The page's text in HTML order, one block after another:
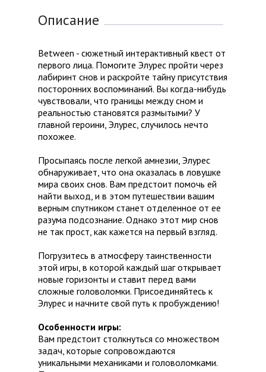
Описание
Between - сюжетный интерактивный квест от
первого лица. Помогите Элурес пройти через
лабиринт снов и раскройте тайну присутствия
посторонних воспоминаний. Вы когда-нибудь
чувствовали, что границы между сном и
реальностью становятся размытыми? У
главной героини, Элурес, случилось нечто
похожее.
Просыпаясь после легкой амнезии, Элурес
обнаруживает, что она оказалась в ловушке
мира своих снов. Вам предстоит помочь ей
найти выход, и в этом путешествии вашим
верным спутником станет отделенное от ее
разума подсознание. Однако этот мир снов
не так прост, как кажется на первый взгляд.
Погрузитесь в атмосферу таинственности
этой игры, в которой каждый шаг открывает
новые горизонты и ставит перед вами
сложные головоломки. Присоединяйтесь к
Элурес и начните свой путь к пробуждению!
Особенности игры:
Вам предстоит столкнуться со множеством
задач, которые сопровождаются
уникальными механиками и головоломками.